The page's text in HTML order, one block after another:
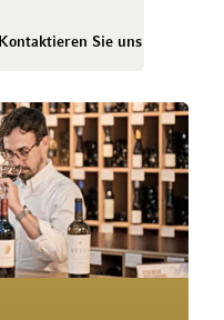
Kontaktieren Sie uns